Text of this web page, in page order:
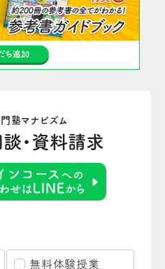
塾マナビズム
・資料請求
無料体験授業